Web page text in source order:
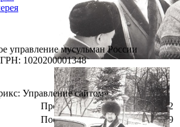
управление мусульман России
1020200001348
Управление сайтом»
Просмотров всего:
4249172
Посетителей сегодня:
6469